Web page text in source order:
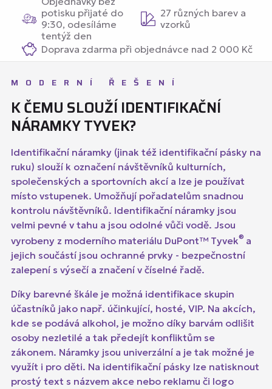
potisku přijaté do
9:30, odesíláme
tentýž den
27 různých barev a
vzorků
Doprava zdarma při objednávce nad 2 000 Kč
MODERNÍ ŘEŠENÍ
K ČEMU SLOUŽÍ IDENTIFIKAČNÍ
NÁRAMKY TYVEK?
Identifikační náramky (jinak též identifikační pásky na
ruku) slouží k označení návštěvníků kulturních,
společenských a sportovních akcí a lze je používat
místo vstupenek. Umožňují pořadatelům snadnou
kontrolu návštěvníků. Identifikační náramky jsou
velmi pevné v tahu a jsou odolné vůči vodě. Jsou
vyrobeny z moderního materiálu DuPont™ Tyvek® a
jejich součástí jsou ochranné prvky - bezpečnostní
zalepení s výsečí a značení v číselné řadě.
Díky barevné škále je možná identifikace skupin
účastníků jako např. účinkující, hosté, VIP. Na akcích,
kde se podává alkohol, je možno díky barvám odlišit
osoby nezletilé a tak předejít konfliktům se
zákonem. Náramky jsou univerzální a je tak možné je
využít i pro děti. Na identifikační pásky lze natisknout
prostý text s názvem akce nebo reklamu či logo